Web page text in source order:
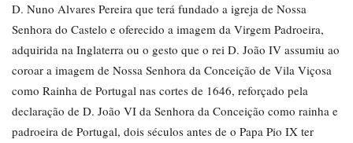
D. Nuno Alvares Pereira que terá fundado a igreja de Nossa
Senhora do Castelo e oferecido a imagem da Virgem Padroeira,
adquirida na Inglaterra ou o gesto que o rei D. João IV assumiu ao
coroar a imagem de Nossa Senhora da Conceição de Vila Viçosa
como Rainha de Portugal nas cortes de 1646, reforçado pela
declaração de D. João VI da Senhora da Conceição como rainha e
padroeira de Portugal, dois séculos antes de o Papa Pio IX ter